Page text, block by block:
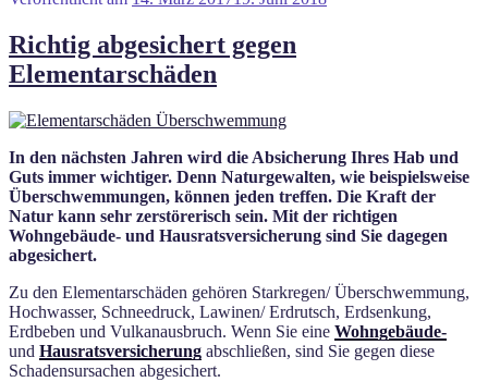
Richtig abgesichert gegen
Elementarschäden
In den nächsten Jahren wird die Absicherung Ihres Hab und
Guts immer wichtiger. Denn Naturgewalten, wie beispielsweise
Überschwemmungen, können jeden treffen. Die Kraft der
Natur kann sehr zerstörerisch sein. Mit der richtigen
Wohngebäude- und Hausratsversicherung sind Sie dagegen
abgesichert.
Zu den Elementarschäden gehören Starkregen/ Überschwemmung,
Hochwasser, Schneedruck, Lawinen/ Erdrutsch, Erdsenkung,
Erdbeben und Vulkanausbruch. Wenn Sie eine Wohngebäude-
und Hausratsversicherung abschließen, sind Sie gegen diese
Schadensursachen abgesichert.